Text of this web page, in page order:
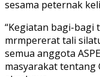
sesama peternak
“Kegiatan bagi-bagi
mrmpererat tali
semua anggota
masyarakat tentang